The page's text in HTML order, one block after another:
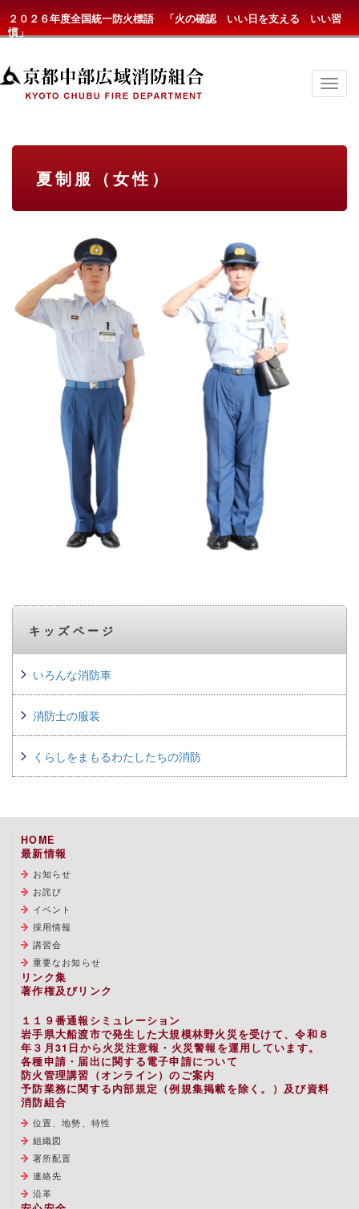
２０２６年度全国統一防火標語 「火の確認 いい日を支える いい習
慣」
京
都
夏制服（女性）
キッズページ
いろんな消防車
消防士の服装
くらしをまもるわたしたちの消防
HOME
最新情報
お知らせ
お詫び
イベント
採用情報
講習会
重要なお知らせ
リンク集
著作権及びリンク
１１９番通報シミュレーション
岩手県大船渡市で発生した大規模林野火災を受けて、令和８
年３月31日から火災注意報・火災警報を運用しています。
各種申請・届出に関する電子申請について
防火管理講習（オンライン）のご案内
予防業務に関する内部規定（例規集掲載を除く。）及び資料
消防組合
位置、地勢、特性
組織図
署所配置
連絡先
沿革